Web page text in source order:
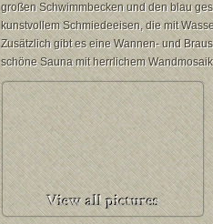
großen Schwimmbecken und den blau
kunstvollem Schmiedeeisen, die mit
Zusätzlich gibt es eine Wannen- und
schöne Sauna mit herrlichem